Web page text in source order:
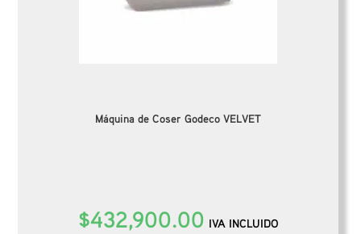
Máquina de Coser Godeco VELVET
$432,900.00 IVA INCLUIDO